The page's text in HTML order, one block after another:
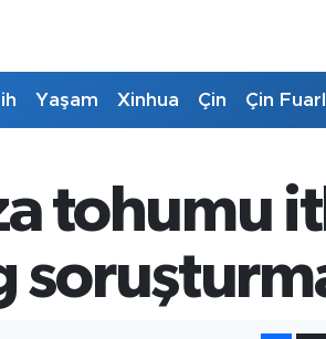
Yaşam Xinhua Çin Çin
tohumu